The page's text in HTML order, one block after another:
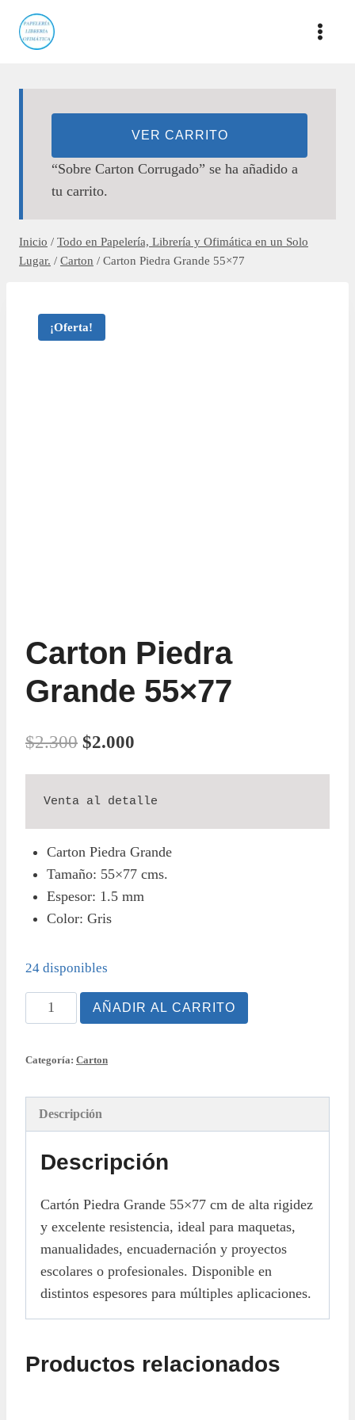
Saltar
contenido
“Sobre Carton Corrugado” se ha añadido a
tu carrito.
VER CARRITO
Inicio / Todo en Papelería, Librería y Ofimática en un Solo
Lugar. / Carton / Carton Piedra Grande 55×77
¡Oferta!
Carton Piedra
Grande 55×77
$2.300 El
precio
original
era:
$2.300.
$2.000
precio
actual
es:
$2.000.
Venta al detalle
Carton Piedra Grande
Tamaño: 55×77 cms.
Espesor: 1.5 mm
Color: Gris
24 disponibles
Carton
Piedra
55x77
AÑADIR AL CARRITO
Categoría: Carton
Descripción
Descripción
Cartón Piedra Grande 55×77 cm de alta rigidez
y excelente resistencia, ideal para maquetas,
manualidades, encuadernación y proyectos
escolares o profesionales. Disponible en
distintos espesores para múltiples aplicaciones.
Productos relacionados